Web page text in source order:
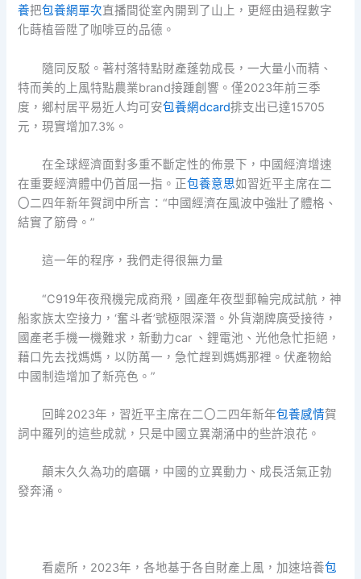
養把包養網單次直播間從室內開到了山上，更經由過程數字
化蒔植晉陞了咖啡豆的品德。
隨同反駁。著村落特點財產蓬勃成長，一大量小而精、
特而美的上風特點農業brand接踵創響。僅2023年前三季
度，鄉村居平易近人均可安包養網dcard排支出已達15705
元，現實增加7.3%。
在全球經濟面對多重不斷定性的佈景下，中國經濟增速
在重要經濟體中仍首屈一指。正包養意思如習近平主席在二
〇二四年新年賀詞中所言：“中國經濟在風波中強壯了體格、
結實了筋骨。”
這一年的程序，我們走得很無力量
“C919年夜飛機完成商飛，國產年夜型郵輪完成試航，神
船家族太空接力，‘奮斗者’號極限深潛。外貨潮牌廣受接待，
國產老手機一機難求，新動力car 、鋰電池、光他急忙拒絕，
藉口先去找媽媽，以防萬一，急忙趕到媽媽那裡。伏產物給
中國制造增加了新亮色。”
回眸2023年，習近平主席在二〇二四年新年包養感情賀
詞中羅列的這些成就，只是中國立異潮涌中的些許浪花。
顛末久久為功的磨礪，中國的立異動力、成長活氣正勃
發奔涌。
看處所，2023年，各地基于各自財產上風，加速培養包